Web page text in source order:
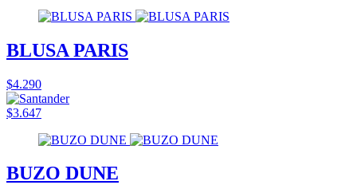
BLUSA PARIS
$4.290
$3.647
BUZO DUNE